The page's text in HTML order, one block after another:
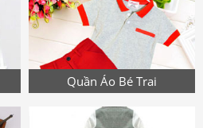
Quần Áo Bé Trai